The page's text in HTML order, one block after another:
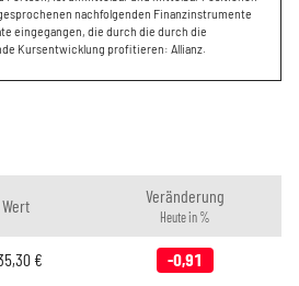
nachfolgenden Finanzinstrumente
eingegangen, die durch die durch die
Kursentwicklung profitieren: Allianz.
Wert Veränderung
Heute in %
€ -0,91